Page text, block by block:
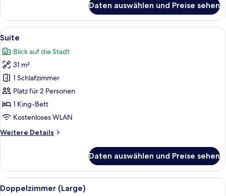
1
Queen-
Bett
Daten auswählen und Preise sehen
Alle
Fotos
für
Suite
anzeigen
Ein modernes Wohnzimmer mit
6
Suite
Blick auf die Stadt
31 m²
1 Schlafzimmer
Platz für 2 Personen
1 King-Bett
Kostenloses WLAN
Weitere Details
Weitere
Daten auswählen und Preise sehen
Alle
Ein modernes Wohnzimmer mit
7
Doppelzimmer (Large)